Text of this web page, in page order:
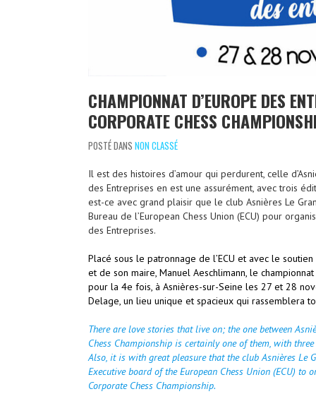
CHAMPIONNAT D’EUROPE DES
CORPORATE CHESS
POSTÉ DANS NON CLASSÉ
Il est des histoires d’amour qui perdurent, celle
des Entreprises en est une assurément, avec trois
est-ce avec grand plaisir que le club Asnières Le
Bureau de l’European Chess Union (ECU) pour
des Entreprises.
Placé sous le patronnage de l’ECU et avec le
et de son maire, Manuel Aeschlimann, le
pour la 4e fois, à Asnières-sur-Seine les 27 et 28
Delage, un lieu unique et spacieux qui rassemblera
There are love stories that live on; the one between
Chess Championship is certainly one of them, with
Also, it is with great pleasure that the club Asnières Le
Executive board of the European Chess Union (ECU) to
Corporate Chess Championship.